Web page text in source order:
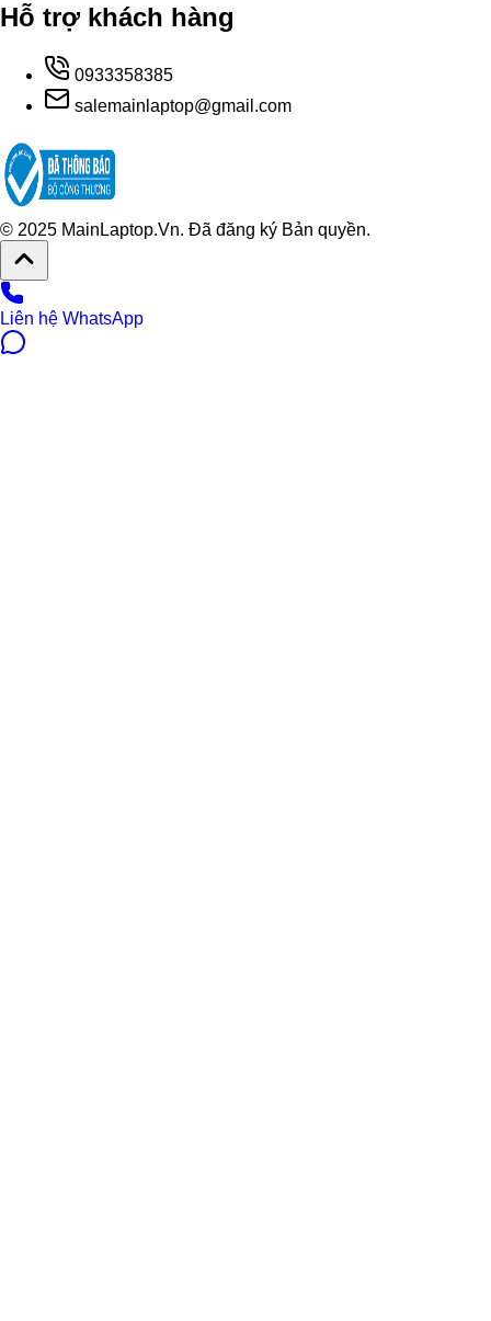
Hỗ trợ khách hàng
0933358385
salemainlaptop@gmail.com
© 2025 MainLaptop.Vn. Đã đăng ký Bản quyền.
Liên hệ WhatsApp